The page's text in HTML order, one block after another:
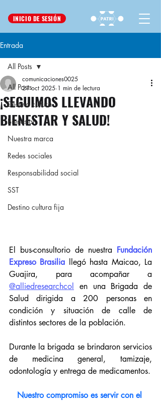
INICIO DE SESIÓN
Entrada
All Posts
Destino cultura
Bienestar
Nuestra marca
Redes sociales
Responsabilidad social
SST
Destino cultura fija
All Posts
¡SEGUIMOS LLEVANDO
BIENESTAR Y SALUD!
comunicaciones0025
21 oct 2025 1 min de lectura
El bus-consultorio de nuestra Fundación
Expreso Brasilia llegó hasta Maicao, La
@alliedresearchcol en una Brigada de
Salud dirigida a 200 personas en
condición y situación de calle de
distintos sectores de la población.
Durante la brigada se brindaron servicios
de medicina general, tamizaje,
odontología y entrega de medicamentos.
Nuestro compromiso es servir con el